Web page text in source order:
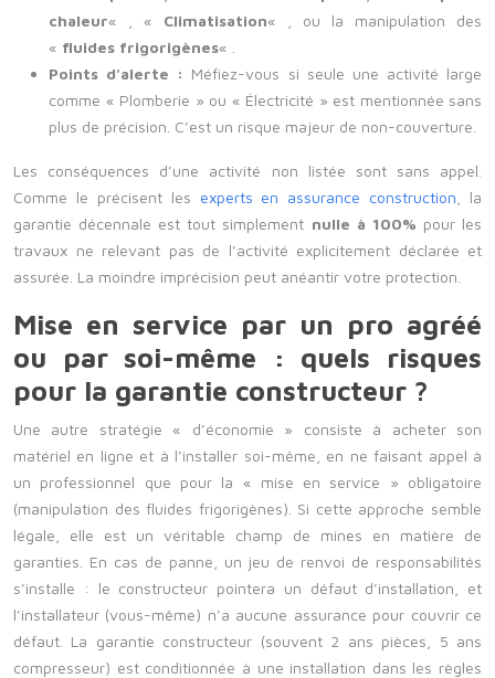
chaleur« , « Climatisation« , ou la manipulation des
« fluides frigorigènes« .
Points d’alerte : Méfiez-vous si seule une activité large
comme « Plomberie » ou « Électricité » est mentionnée sans
plus de précision. C’est un risque majeur de non-couverture.
Les conséquences d’une activité non listée sont sans appel.
Comme le précisent les experts en assurance construction , la
garantie décennale est tout simplement nulle à 100% pour les
travaux ne relevant pas de l’activité explicitement déclarée et
assurée. La moindre imprécision peut anéantir votre protection.
Mise en service par un pro agréé
ou par soi-même : quels risques
pour la garantie constructeur ?
Une autre stratégie « d’économie » consiste à acheter son
matériel en ligne et à l’installer soi-même, en ne faisant appel à
un professionnel que pour la « mise en service » obligatoire
(manipulation des fluides frigorigènes). Si cette approche semble
légale, elle est un véritable champ de mines en matière de
garanties. En cas de panne, un jeu de renvoi de responsabilités
s’installe : le constructeur pointera un défaut d’installation, et
l’installateur (vous-même) n’a aucune assurance pour couvrir ce
défaut. La garantie constructeur (souvent 2 ans pièces, 5 ans
compresseur) est conditionnée à une installation dans les règles